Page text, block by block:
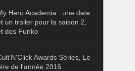
Hero Academia : une date
un trailer pour la saison 2,
des Funko
Awards Séries, Le
de l'année 2016